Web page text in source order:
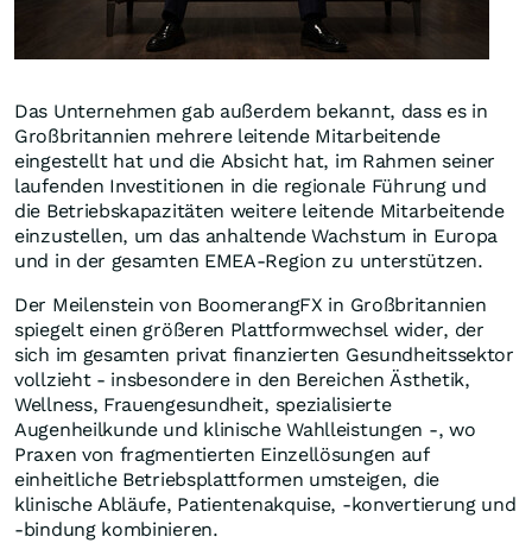
Das Unternehmen gab außerdem bekannt, dass es in
Großbritannien mehrere leitende Mitarbeitende
eingestellt hat und die Absicht hat, im Rahmen seiner
laufenden Investitionen in die regionale Führung und
die Betriebskapazitäten weitere leitende Mitarbeitende
einzustellen, um das anhaltende Wachstum in Europa
und in der gesamten EMEA-Region zu unterstützen.
Der Meilenstein von BoomerangFX in Großbritannien
spiegelt einen größeren Plattformwechsel wider, der
sich im gesamten privat finanzierten Gesundheitssektor
vollzieht - insbesondere in den Bereichen Ästhetik,
Wellness, Frauengesundheit, spezialisierte
Augenheilkunde und klinische Wahlleistungen -, wo
Praxen von fragmentierten Einzellösungen auf
einheitliche Betriebsplattformen umsteigen, die
klinische Abläufe, Patientenakquise, -konvertierung und
-bindung kombinieren.